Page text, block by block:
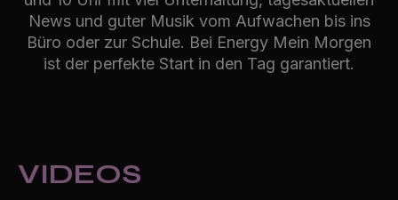
News und guter Musik vom Aufwachen bis ins
Büro oder zur Schule. Bei Energy Mein Morgen
ist der perfekte Start in den Tag garantiert.
VIDEOS